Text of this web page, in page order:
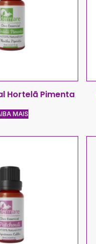
Hortelã Pimenta
MAIS